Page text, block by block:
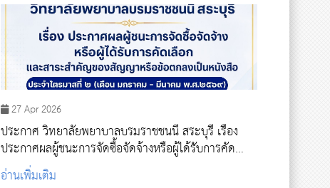
27 Apr 2026
ประกาศ วิทยาลัยพยาบาลบรมราชชนนี สระบุรี เรื่อง
ประกาศผลผู้ชนะการจัดซื้อจัดจ้างหรือผู้ได้รับการคัด
เลือก และสาระสำคัญของสัญญาหรือข้อตกลงเป็นหนังสือ
อ่านเพิ่มเติม